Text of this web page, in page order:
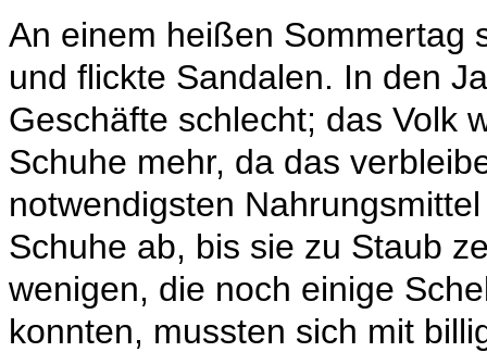
An einem heißen Sommertag
und flickte Sandalen. In den
Geschäfte schlecht; das Volk
Schuhe mehr, da das
notwendigsten
Schuhe ab, bis sie zu Staub
wenigen, die noch einige
konnten, mussten sich mit